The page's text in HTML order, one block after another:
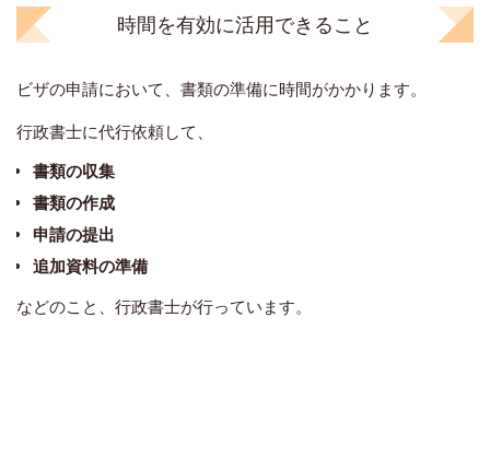
時間を有効に活用できること
ビザの申請において、書類の準備に時間がかかります。
行政書士に代行依頼して、
書類の収集
書類の作成
申請の提出
追加資料の準備
などのこと、行政書士が行っています。